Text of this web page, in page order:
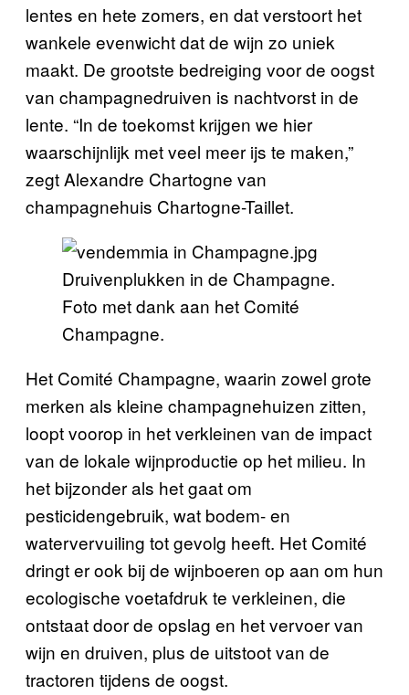
lentes en hete zomers, en dat verstoort het
wankele evenwicht dat de wijn zo uniek
maakt. De grootste bedreiging voor de oogst
van champagnedruiven is nachtvorst in de
lente. “In de toekomst krijgen we hier
waarschijnlijk met veel meer ijs te maken,”
zegt Alexandre Chartogne van
champagnehuis Chartogne-Taillet.
Druivenplukken in de Champagne.
Foto met dank aan het Comité
Champagne.
Het Comité Champagne, waarin zowel grote
merken als kleine champagnehuizen zitten,
loopt voorop in het verkleinen van de impact
van de lokale wijnproductie op het milieu. In
het bijzonder als het gaat om
pesticidengebruik, wat bodem- en
watervervuiling tot gevolg heeft. Het Comité
dringt er ook bij de wijnboeren op aan om hun
ecologische voetafdruk te verkleinen, die
ontstaat door de opslag en het vervoer van
wijn en druiven, plus de uitstoot van de
tractoren tijdens de oogst.